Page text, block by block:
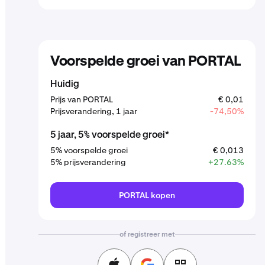
Voorspelde groei van PORTAL
Huidig
Prijs van PORTAL
€ 0,01
Prijsverandering, 1 jaar
-74,50%
5 jaar, 5% voorspelde groei*
5% voorspelde groei
€ 0,013
5% prijsverandering
+27.63%
PORTAL kopen
of registreer met